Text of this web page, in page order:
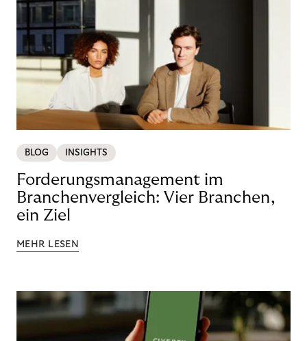
BLOG INSIGHTS
Forderungsmanagement im
Branchenvergleich: Vier Branchen,
ein Ziel
MEHR LESEN